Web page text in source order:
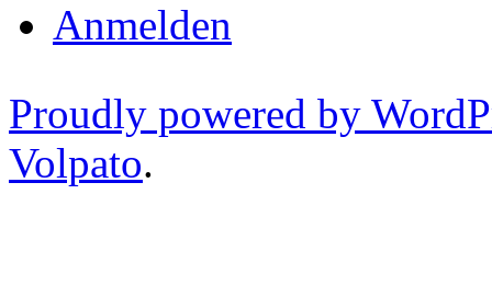
Anmelden
Proudly powered by
Volpato.